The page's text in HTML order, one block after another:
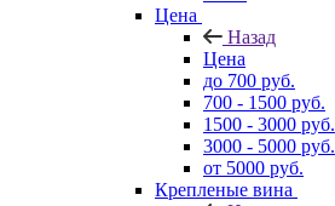
Цена
Назад
Цена
до 700 руб.
700 - 1500 руб.
1500 - 3000 руб.
3000 - 5000 руб.
от 5000 руб.
Крепленые вина